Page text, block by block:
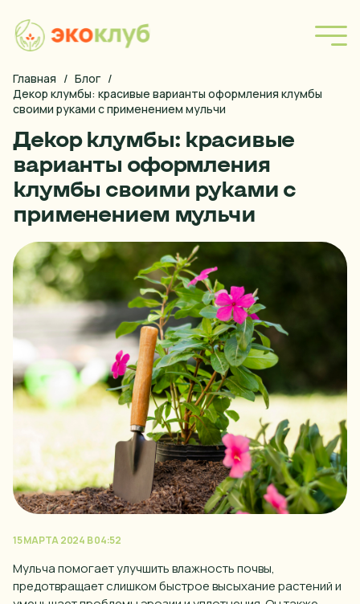
Главная / Блог /
Декор клумбы: красивые варианты оформления клумбы
своими руками с применением мульчи
Декор клумбы: красивые
варианты оформления
клумбы своими руками с
применением мульчи
15 МАРТА 2024 В 04:52
Мульча помогает улучшить влажность почвы,
предотвращает слишком быстрое высыхание растений и
Форма покупки
Наша продукция
Блог
Правила оплаты
Условия доставки